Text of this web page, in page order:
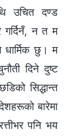
उचित दण्ड
गर्दिनँ, न त म
धार्मिक छु। म
दिने दुष्ट
सिद्धान्त
बारेमा
पनि भय